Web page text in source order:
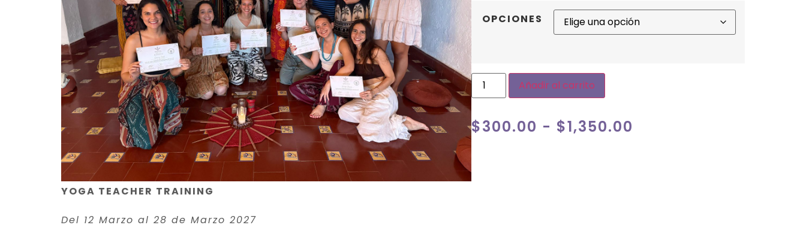
OPCIONES
Añadir al carrito
$300.00 - $1,350.00
YOGA TEACHER TRAINING
Del 12 Marzo al 28 de Marzo 2027